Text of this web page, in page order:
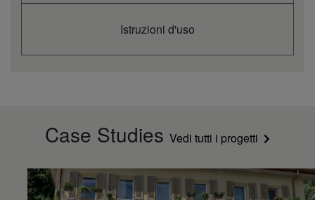
Istruzioni d'uso
Case Studies Vedi tutti i progetti